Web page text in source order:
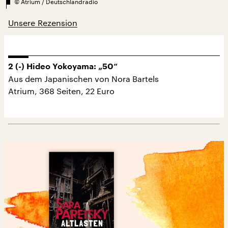
© Atrium / Deutschlandradio
Unsere Rezension
2 (-) Hideo Yokoyama: „50“
Aus dem Japanischen von Nora Bartels
Atrium, 368 Seiten, 22 Euro